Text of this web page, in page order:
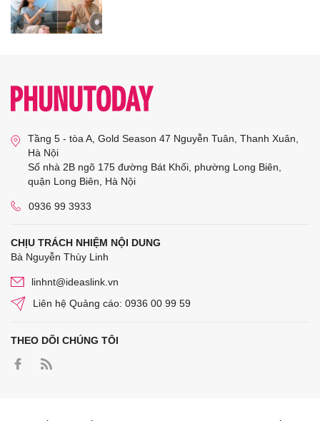
Tầng 5 - tòa A, Gold Season 47 Nguyễn Tuân, Thanh Xuân,
Hà Nội
Số nhà 2B ngõ 175 đường Bát Khối, phường Long Biên,
quận Long Biên, Hà Nội
0936 99 3933
CHỊU TRÁCH NHIỆM NỘI DUNG
Bà Nguyễn Thùy Linh
linhnt@ideaslink.vn
Liên hệ Quảng cáo: 0936 00 99 59
THEO DÕI CHÚNG TÔI